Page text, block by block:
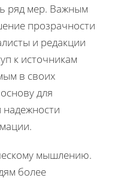
ряд мер. Важным
прозрачности
и редакции
к источникам
в своих
для
мышлению.
более